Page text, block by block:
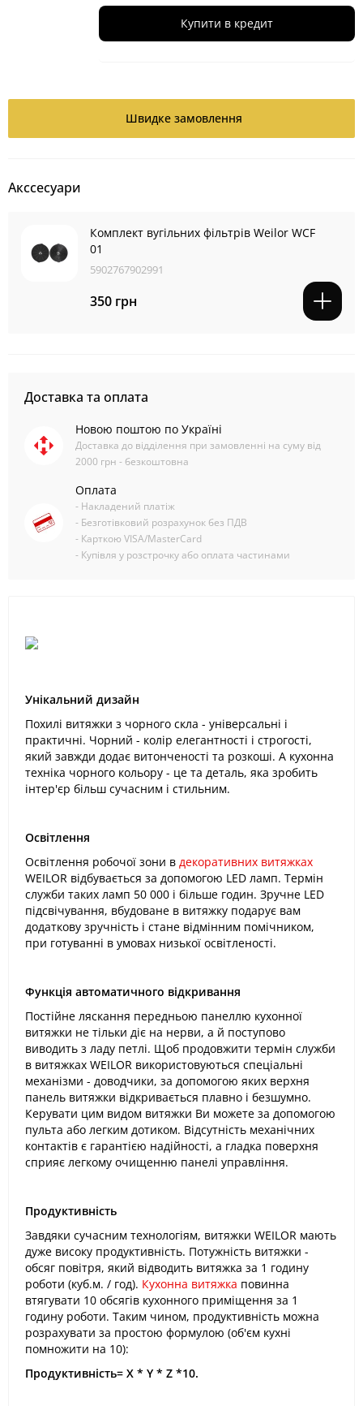
Купити в кредит
Швидке замовлення
Акссесуари
Комплект вугільних фільтрів Weilor WCF
01
5902767902991
350 грн
Доставка та оплата
Новою поштою по Україні
Доставка до відділення при замовленні на суму від
2000 грн - безкоштовна
Оплата
- Накладений платіж
- Безготівковий розрахунок без ПДВ
- Карткою VISA/MasterCard
- Купівля у розстрочку або оплата частинами
Унікальний дизайн
Похилі витяжки з чорного скла - універсальні і
практичні. Чорний - колір елегантності і строгості,
який завжди додає витонченості та розкоші. А кухонна
техніка чорного кольору - це та деталь, яка зробить
інтер'єр більш сучасним і стильним.
Освітлення
Освітлення робочої зони в декоративних витяжках
WEILOR відбувається за допомогою LED ламп. Термін
служби таких ламп 50 000 і більше годин. Зручне LED
підсвічування, вбудоване в витяжку подарує вам
додаткову зручність і стане відмінним помічником,
при готуванні в умовах низької освітленості.
Функція автоматичного відкривання
Постійне ляскання передньою панеллю кухонної
витяжки не тільки діє на нерви, а й поступово
виводить з ладу петлі. Щоб продовжити термін служби
в витяжках WEILOR використовуються спеціальні
механізми - доводчики, за допомогою яких верхня
панель витяжки відкривається плавно і безшумно.
Керувати цим видом витяжки Ви можете за допомогою
пульта або легким дотиком. Відсутність механічних
контактів є гарантією надійності, а гладка поверхня
сприяє легкому очищенню панелі управління.
Продуктивність
Завдяки сучасним технологіям, витяжки WEILOR мають
дуже високу продуктивність. Потужність витяжки -
обсяг повітря, який відводить витяжка за 1 годину
роботи (куб.м. / год). Кухонна витяжка повинна
втягувати 10 обсягів кухонного приміщення за 1
годину роботи. Таким чином, продуктивність можна
розрахувати за простою формулою (об'єм кухні
помножити на 10):
Продуктивність= X * Y * Z *10.